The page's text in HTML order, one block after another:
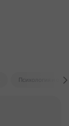
Психология и